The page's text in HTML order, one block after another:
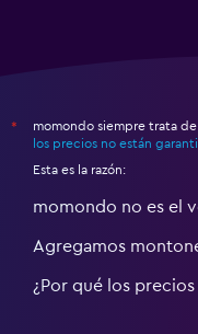
*
momondo siempre trata
los precios no están
Esta es la razón:
momondo no es el
Agregamos
¿Por qué los